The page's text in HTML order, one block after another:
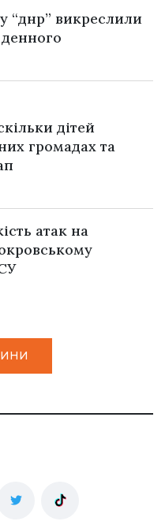
“днр” викреслили
дітей
громадах та
атак на